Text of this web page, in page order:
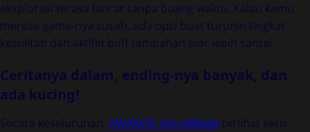
eksplorasi terasa lancar tanpa buang waktu. Kalau kamu
merasa game-nya susah, ada opsi buat turunin tingkat
kesulitan dan aktifin buff tambahan biar lebih santai.
Ceritanya dalam, ending-nya banyak, dan
ada kucing!
Secara keseluruhan, AWAKEN: AstralBlade terlihat seru